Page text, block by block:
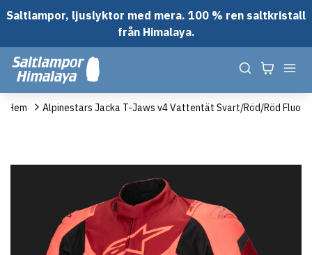
Saltlampor, ljuslyktor med mera. 100 % ren saltkristall
från Himalaya.
Hem Alpinestars Jacka T-Jaws v4 Vattentät Svart/Röd/Röd Fluo